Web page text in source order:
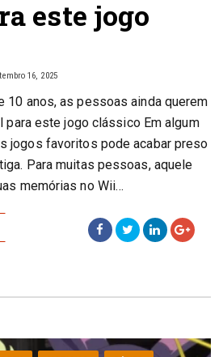
este jogo
16, 2025
10 anos, as pessoas ainda querem
para este jogo clássico Em algum
jogos favoritos pode acabar preso
Para muitas pessoas, aquele
memórias no Wii…